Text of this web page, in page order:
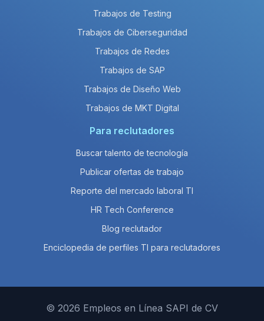
Trabajos de Testing
Trabajos de Ciberseguridad
Trabajos de Redes
Trabajos de SAP
Trabajos de Diseño Web
Trabajos de MKT Digital
Para reclutadores
Buscar talento de tecnología
Publicar ofertas de trabajo
Reporte del mercado laboral TI
HR Tech Conference
Blog reclutador
Enciclopedia de perfiles TI para reclutadores
© 2026 Empleos en Línea SAPI de CV